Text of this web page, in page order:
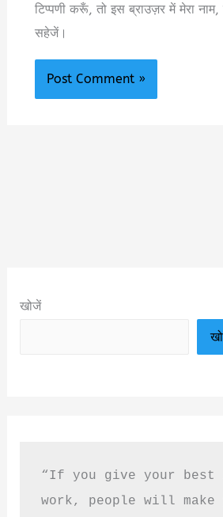
टिप्पणी करूँ, तो इस ब्राउज़र में मेरा
सहेजें।
खोजें
“If you give your best
work, people will make